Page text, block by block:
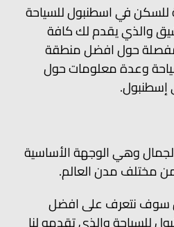
في اسطنبول للسياحة
والذي يقدم لك كافة
حول افضل منطقة
وعدة معلومات حول
إسطنبول.
وهي الوجهة الأساسية
من مختلف مدن العالم.
سوف نتعرف على افضل